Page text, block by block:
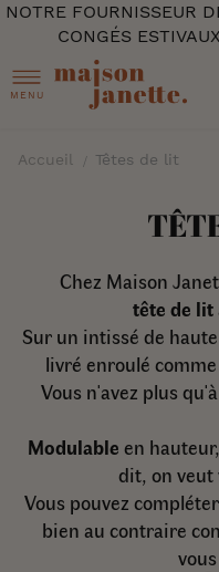
NOTRE FOURNISSEUR
CONGÉS
MENU
Accueil Têtes de lit
Chez Maison
tête de lit
Sur un intissé de
livré enroulé
Vous n'avez plus
Modulable en
dit, on veut
Vous pouvez
bien au contraire
vous